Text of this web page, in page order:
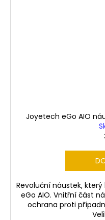
Joyetech eGo AIO
Revoluční náustek,
eGo AIO. Vnitřní část
ochrana proti